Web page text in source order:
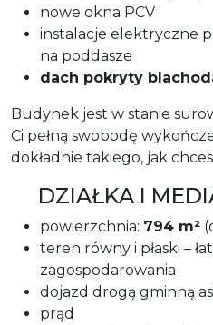
nowe okna PCV
instalacje elektryczne
na poddasze
dach pokryty
Budynek jest w stanie
Ci pełną swobodę
dokładnie takiego, jak
DZIAŁKA I
powierzchnia: 794 m²
teren równy i płaski –
zagospodarowania
dojazd drogą gminną
prąd